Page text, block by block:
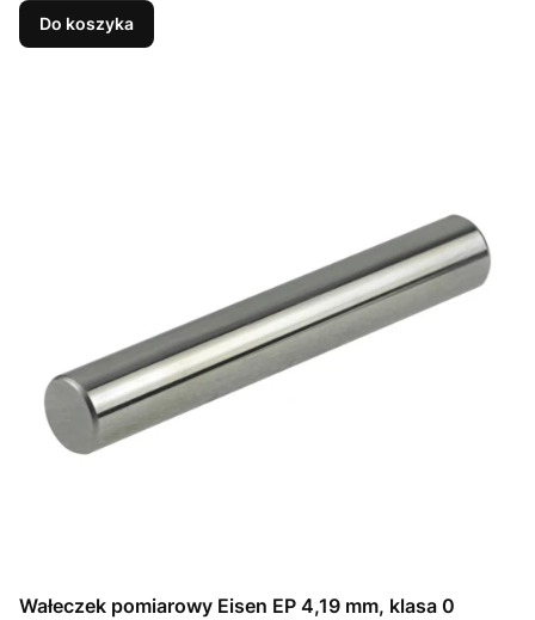
Do koszyka
Wałeczek pomiarowy Eisen EP 4,19 mm, klasa 0